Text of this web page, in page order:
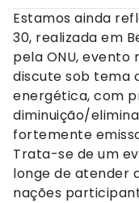
Estamos ainda
30, realizada em
pela ONU, evento
discute sob tema
energética, com
diminuição/
fortemente
Trata-se de um
longe de atender
nações